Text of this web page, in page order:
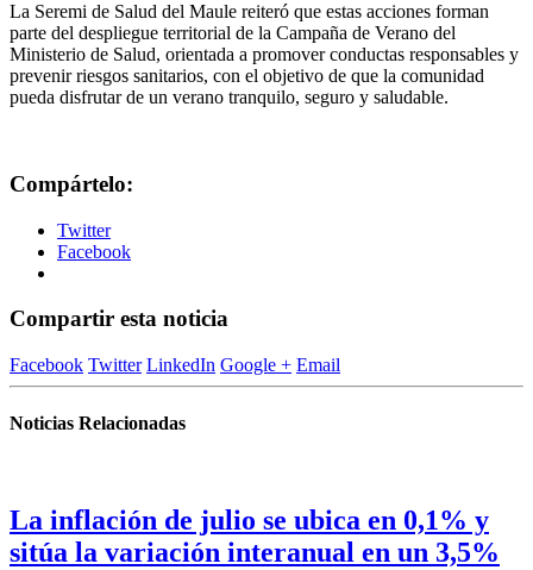
La Seremi de Salud del Maule reiteró que estas acciones forman
parte del despliegue territorial de la Campaña de Verano del
Ministerio de Salud, orientada a promover conductas responsables y
prevenir riesgos sanitarios, con el objetivo de que la comunidad
pueda disfrutar de un verano tranquilo, seguro y saludable.
Compártelo:
Twitter
Facebook
Compartir esta noticia
Facebook Twitter LinkedIn Google + Email
Noticias Relacionadas
La inflación de julio se ubica en 0,1% y
sitúa la variación interanual en un 3,5%